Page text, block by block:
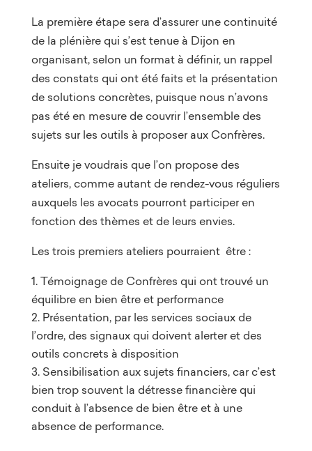
La première étape sera d’assurer une continuité
de la plénière qui s’est tenue à Dijon en
organisant, selon un format à définir, un rappel
des constats qui ont été faits et la présentation
de solutions concrètes, puisque nous n’avons
pas été en mesure de couvrir l’ensemble des
sujets sur les outils à proposer aux Confrères.
Ensuite je voudrais que l’on propose des
ateliers, comme autant de rendez-vous réguliers
auxquels les avocats pourront participer en
fonction des thèmes et de leurs envies.
Les trois premiers ateliers pourraient être :
Témoignage de Confrères qui ont trouvé un
équilibre en bien être et performance
Présentation, par les services sociaux de
l’ordre, des signaux qui doivent alerter et des
outils concrets à disposition
Sensibilisation aux sujets financiers, car c’est
bien trop souvent la détresse financière qui
conduit à l’absence de bien être et à une
absence de performance.